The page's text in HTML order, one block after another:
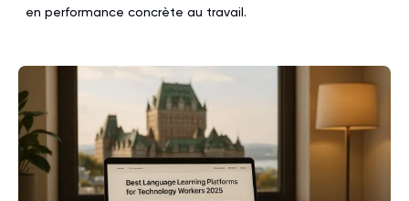
en performance concrète au travail.